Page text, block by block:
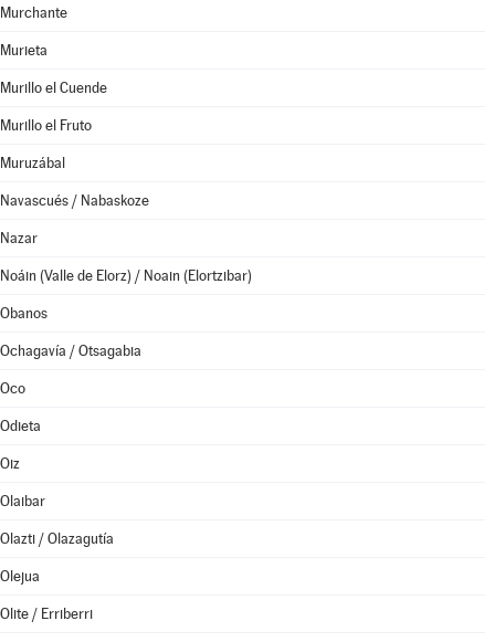
Murchante
Murieta
Murillo el Cuende
Murillo el Fruto
Muruzábal
Navascués / Nabaskoze
Nazar
Noáin (Valle de Elorz) / Noain (Elortzibar)
Obanos
Ochagavía / Otsagabia
Oco
Odieta
Oiz
Olaibar
Olazti / Olazagutía
Olejua
Olite / Erriberri